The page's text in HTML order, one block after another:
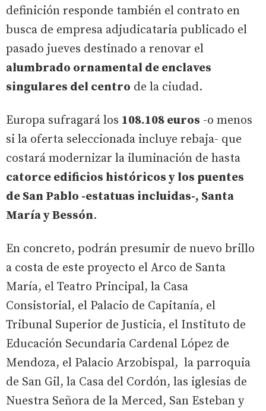
definición responde también el contrato en
busca de empresa adjudicataria publicado el
pasado jueves destinado a renovar el
alumbrado ornamental de enclaves
singulares del centro de la ciudad.
Europa sufragará los 108.108 euros -o menos
si la oferta seleccionada incluye rebaja- que
costará modernizar la iluminación de hasta
catorce edificios históricos y los puentes
de San Pablo -estatuas incluidas-, Santa
María y Bessón.
En concreto, podrán presumir de nuevo brillo
a costa de este proyecto el Arco de Santa
María, el Teatro Principal, la Casa
Consistorial, el Palacio de Capitanía, el
Tribunal Superior de Justicia, el Instituto de
Educación Secundaria Cardenal López de
Mendoza, el Palacio Arzobispal, la parroquia
de San Gil, la Casa del Cordón, las iglesias de
Nuestra Señora de la Merced, San Esteban y